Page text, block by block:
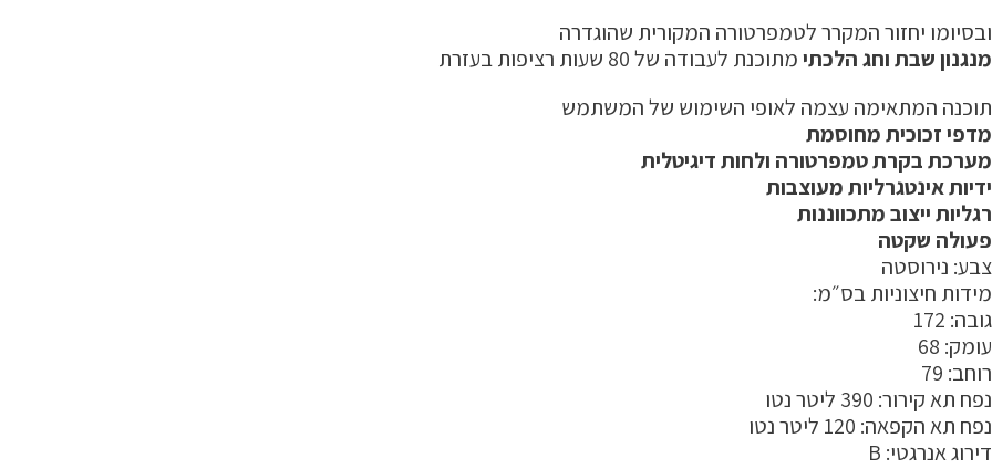
ובסיומו יחזור המקרר לטמפרטורה המקורית שהוגדרה
מנגנון שבת וחג הלכתימתוכנת לעבודה של 80 שעות רציפות בעזרת
תוכנה המתאימה עצמה לאופי השימוש של המשתמש
מדפי זכוכית מחוסמת
מערכת בקרת טמפרטורה ולחות דיגיטלית
ידיות אינטגרליות מעוצבות
רגליות ייצוב מתכווננות
פעולה שקטה
צבע: נירוסטה
מידות חיצוניות בס״מ:
גובה: 172
עומק: 68
רוחב: 79
נפח תא קירור: 390 ליטר נטו
נפח תא הקפאה: 120 ליטר נטו
דירוג אנרגטי: B